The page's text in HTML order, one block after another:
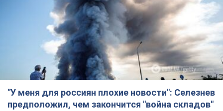
предположил, чем закончится "война складов"
Москва может превратиться в "остров" и погрузиться в
темноту, спрогнозировал военный эксперт
5.08.2026 16:00 61,7 т.
Банки "готовятся" к новому курсу
доллара: украинцам рассказали,
чего ожидать